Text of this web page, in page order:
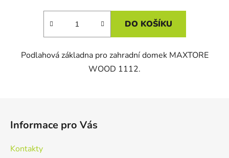
DO KOŠÍKU
Podlahová základna pro zahradní domek MAXTORE
WOOD 1112.
Informace pro Vás
Kontakty